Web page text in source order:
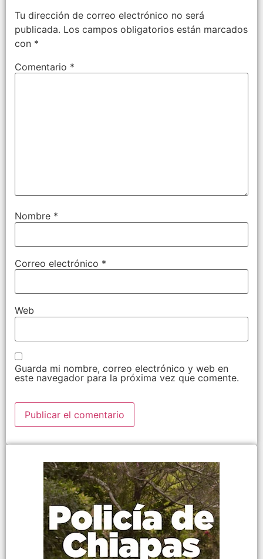
Tu dirección de correo electrónico no será
publicada. Los campos obligatorios están marcados
con *
Comentario *
Nombre *
Correo electrónico *
Web
Guarda mi nombre, correo electrónico y web en
este navegador para la próxima vez que comente.